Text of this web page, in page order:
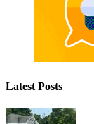
Latest Posts